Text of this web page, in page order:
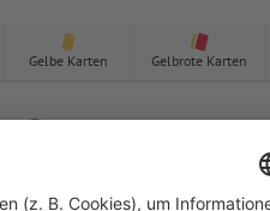
Gelbe Karten Gelbrote Karten